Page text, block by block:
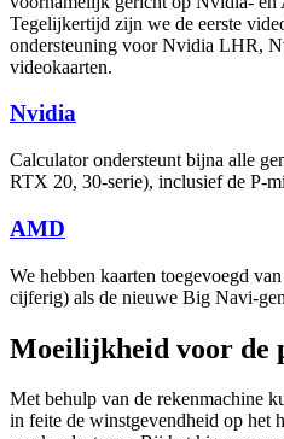
Tegelijkertijd zijn we de eerste
ondersteuning voor Nvidia LHR,
videokaarten.
Nvidia
Calculator ondersteunt bijna alle
RTX 20, 30-serie), inclusief de P-
AMD
We hebben kaarten toegevoegd
cijferig) als de nieuwe Big Navi-
Moeilijkheid voor de
Met behulp van de rekenmachine
in feite de winstgevendheid op het